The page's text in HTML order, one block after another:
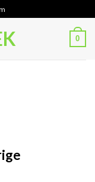
0